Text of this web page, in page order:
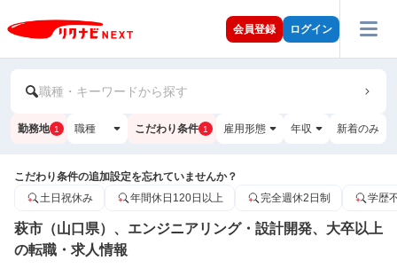
会員登録 ログイン
職種・キーワードから探す
勤務地 1 職種 こだわり条件 1 雇用形態 年収 新着のみ
こだわり条件の追加設定を忘れていませんか？
土日祝休み
年間休日120日以上 完全週休2日制 学歴
萩市（山口県）、エンジニアリング・設計開発、大卒以上
の転職・求人情報